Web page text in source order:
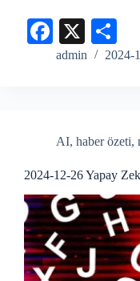
Fa
ce
X
ha
admin 2024-
AI, haber özeti,
2024-12-26 Yapay